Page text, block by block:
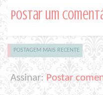
Postar um
POSTAGEM MAIS RECENTE
Assinar: Postar